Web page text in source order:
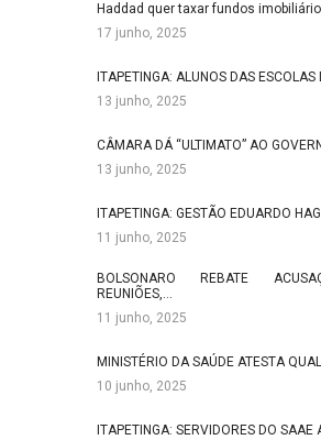
Haddad quer taxar fundos
17 junho, 2025
ITAPETINGA: ALUNOS DAS
13 junho, 2025
CÂMARA DÁ “ULTIMATO” AO
13 junho, 2025
ITAPETINGA: GESTÃO EDUARDO
11 junho, 2025
BOLSONARO REBATE
REUNIÕES,…
11 junho, 2025
MINISTÉRIO DA SAÚDE ATESTA
10 junho, 2025
ITAPETINGA: SERVIDORES DO